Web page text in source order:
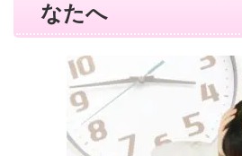
なたへ